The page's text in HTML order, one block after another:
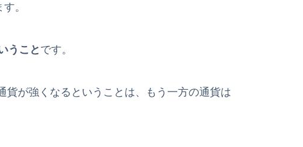
。
うことです。
が強くなるということは、もう一方の通貨は